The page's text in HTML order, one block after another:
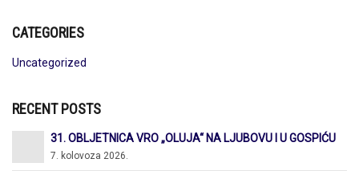
CATEGORIES
Uncategorized
RECENT POSTS
31. OBLJETNICA VRO „OLUJA“ NA LJUBOVU I U GOSPIĆU
7. kolovoza 2026.